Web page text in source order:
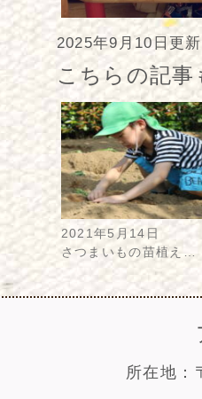
2025年9月10日更新
こちらの記事
2021年5月14日
さつまいもの苗植え…
所在地：